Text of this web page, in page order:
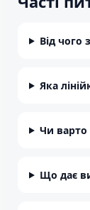
Від чого
Яка
Чи
Що дає